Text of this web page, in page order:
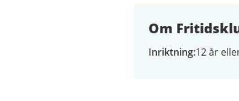
Om
Inriktning 12 år